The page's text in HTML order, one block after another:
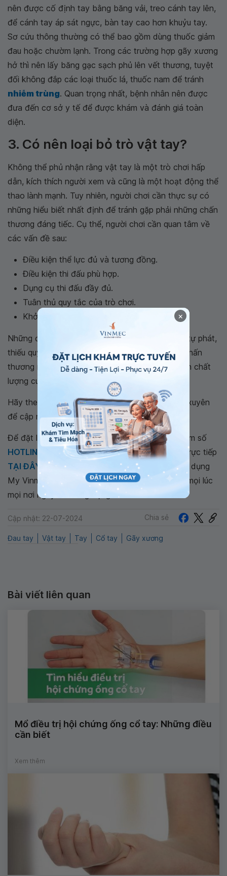
nên được cố định tay bằng băng vải, treo cánh tay lên,
để cánh tay áp sát ngực, bàn tay cao hơn khuỷu tay.
Sơ cứu thông thường có thể bao gồm dùng thuốc giảm
đau hoặc chườm lạnh. Trong các trường hợp gãy xương
hở thì nên lấy băng gạc sạch phủ lên vết thương, tuyệt
đối không đắp các loại thuốc lá, thuốc nam để tránh
nhiễm trùng. Quan trọng nhất, bệnh nhân nên được
đưa đến cơ sở y tế để được khám và đánh giá toàn
diện.
3. Có nên loại bỏ trò vật tay?
Không thể phủ nhận rằng vật tay là một trò chơi hấp
dẫn, kích thích người xem và cũng là một hoạt động thể
thao lành mạnh. Tuy nhiên, người chơi cần thực sự có
những hiểu biết nhất định để tránh gặp phải những chấn
thương đáng tiếc. Cụ thể, người chơi cần quan tâm về
các vấn đề sau:
Điều kiện thể lực đủ và tương đồng.
Điều kiện thi đấu phù hợp.
Dụng cụ thi đấu đầy đủ.
Tuân thủ quy tắc của trò chơi.
Khởi động kỹ trước khi chơi.
Những điều nên trên sẽ giúp hạn chế tối đa tính tự phát,
thiếu quy tắc và có thể đem lại những nguy cơ chấn
thương nặng không thể hồi phục, ảnh hưởng đến chất
lượng cuộc sống của người bệnh.
Hãy theo dõi trang web:Vinmec.comthường xuyên
để cập nhật nhiều thông tin hữu ích khác.
Để đặt lịch khám tại viện, Quý khách vui lòng bấm số
HOTLINE
, đặt muaGÓI DỊCH VỤhoặc đặt lịch trực tiếp
TẠI ĐÂY
. Tải và đặt lịch khám tự động trên ứng dụng
My Vinmec để quản lý, theo dõi lịch và đặt hẹn mọi lúc
mọi nơi ngay trên ứng dụng.
Cập nhật: 22-07-2024 Chia sẻ
Đau tay Vật tay Tay Cổ tay Gãy xương
Bài viết liên quan
Mổ điều trị hội chứng ống cổ tay: Những điều
cần biết
Xem thêm
×